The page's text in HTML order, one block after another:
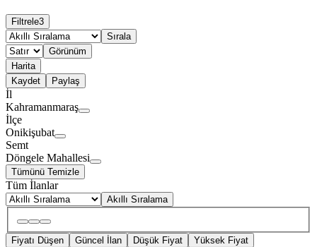
Filtrele3
Sırala
Görünüm
Harita
Kaydet
Paylaş
İl
Kahramanmaraş
İlçe
Onikişubat
Semt
Döngele Mahallesi
Tümünü Temizle
Tüm İlanlar
Akıllı Sıralama
Fiyatı Düşen Güncel İlan Düşük Fiyat Yüksek Fiyat